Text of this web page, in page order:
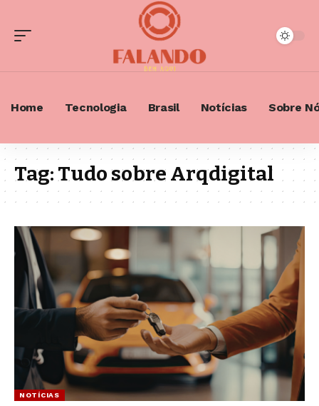
Home Tecnologia Brasil Notícias Sobre
Tag:Tudo sobre Arqdigital
NOTÍCIAS